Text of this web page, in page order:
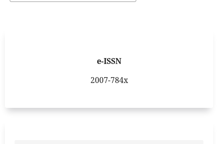
e-ISSN
2007-784x